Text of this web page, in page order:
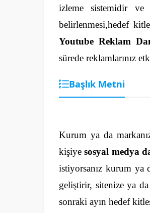
izleme sistemidir ve
belirlenmesi,hedef
Youtube Reklam
sürede reklamlarınız
Başlık Metni
Kurum ya da
kişiyesosyal medya
istiyorsanız kurum ya
geliştirir, sitenize ya
sonraki ayın hedef